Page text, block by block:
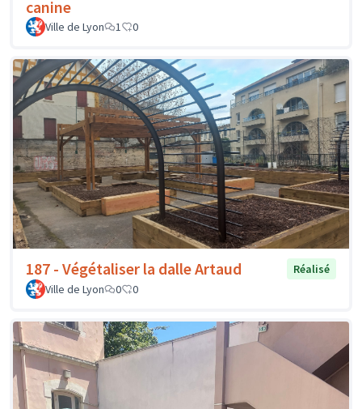
canine
Ville de Lyon 1 0
187 - Végétaliser la dalle Artaud
Réalisé
Ville de Lyon
0 0